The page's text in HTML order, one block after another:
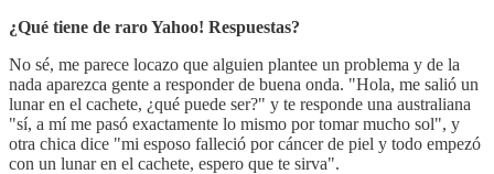
¿Qué tiene de raro Yahoo! Respuestas?
No sé, me parece locazo que alguien plantee un problema y de la
nada aparezca gente a responder de buena onda. "Hola, me salió un
lunar en el cachete, ¿qué puede ser?" y te responde una australiana
"sí, a mí me pasó exactamente lo mismo por tomar mucho sol", y
otra chica dice "mi esposo falleció por cáncer de piel y todo empezó
con un lunar en el cachete, espero que te sirva".